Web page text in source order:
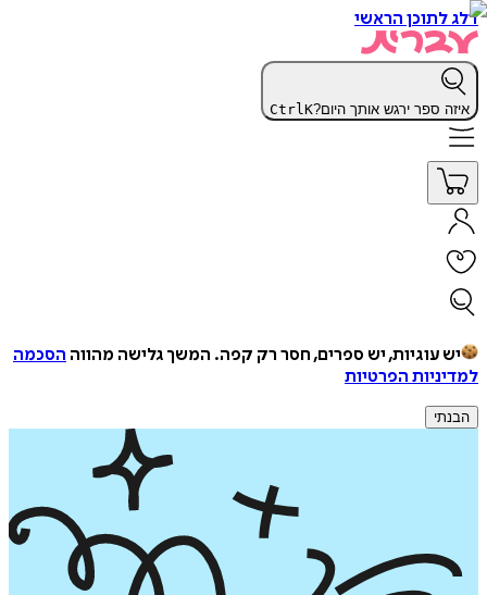
דלג לתוכן הראשי
איזה ספר ירגש אותך היום? CtrlK
יש עוגיות, יש ספרים, חסר רק קפה. המשך גלישה מהווה הסכמה
למדיניות הפרטיות
הבנתי